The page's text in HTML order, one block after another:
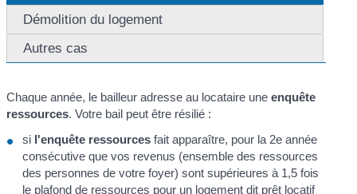
Démolition du logement
Autres cas
Chaque année, le bailleur adresse au locataire uneenquête
ressources. Votre bail peut être résilié :
si l'enquête ressources fait apparaître, pour la 2e année
consécutive que vos revenus (ensemble des ressources
des personnes de votre foyer) sont supérieures à 1,5 fois
le plafond de ressources pour un logement dit prêt locatif